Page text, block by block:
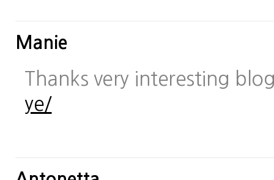
Manie
Thanks very interesting
ye/